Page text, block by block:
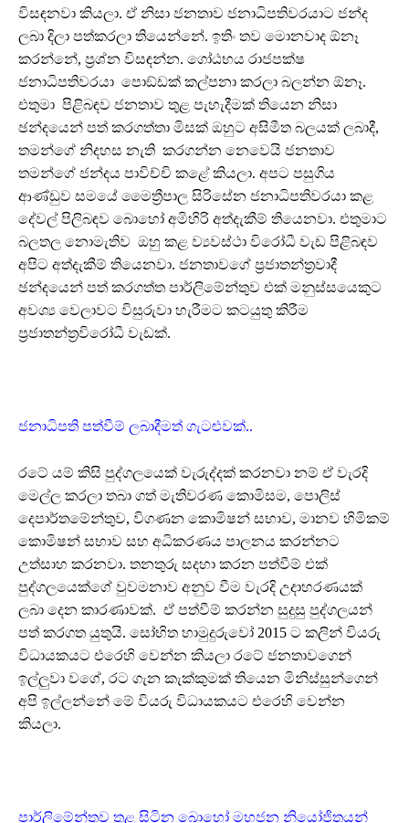
විසඳනවා කියලා. ඒ නිසා ජනතාව ජනාධිපතිවරයාට ජන්ද
ලබා දිලා පත්කරලා තියෙන්නේ. ඉතිං තව මොනවාද ඕනෑ
කරන්නේ, ප්‍රශ්න විසඳන්න. ගෝඨභය රාජපක්ෂ
ජනාධිපතිවරයා පොඞ්ඩක් කල්පනා කරලා බලන්න ඕනෑ.
එතුමා පිළිබඳව ජනතාව තුළ පැහැදීමක් තියෙන නිසා
ඡන්දයෙන් පත් කරගත්තා මිසක් ඔහුට අසිමීත බලයක් ලබාදී,
තමන්ගේ නිදහස නැති කරගන්න නෙවෙයි ජනතාව
තමන්ගේ ජන්දය පාවිච්චි කළේ කියලා. අපට පසුගිය
ආණ්ඩුව සමයේ මෛත්‍රීපාල සිරිසේන ජනාධිපතිවරයා කළ
දේවල් පිලිබඳව බොහෝ අමිහිරි අත්දැකීම් තියෙනවා. එතුමාට
බලතල නොමැතිව ඔහු කළ ව්‍යවස්ථා විරෝධී වැඩ පිළිබඳව
අපිට අත්දැකීම් තියෙනවා. ජනතාවගේ ප්‍රජාතන්ත්‍රවාදී
ඡන්දයෙන් පත් කරගත්ත පාර්ලිමේන්තුව එක් මනුස්සයෙකුට
අවශ්‍ය වෙලාවට විසුරුවා හැරීමට කටයුතු කිරීම
ප්‍රජාතන්ත්‍රවිරෝධී වැඩක්.
ජනාධිපති පත්වීම් ලබාදීමත් ගැටළුවක්..
රටේ යම් කිසි පුද්ගලයෙක් වැරුද්දක් කරනවා නම් ඒ වැරදි
මෙල්ල කරලා තබා ගත් මැතිවරණ කොමිසම, පොලිස්
දෙපාර්තමේන්තුව, විගණන කොමිෂන් සභාව, මානව හිමිකම්
කොමිෂන් සභාව සහ අධිකරණය පාලනය කරන්නට
උත්සාහ කරනවා. තනතුරු සදහා කරන පත්වීම් එක්
පුද්ගලයෙක්ගේ වුවමනාව අනුව වීම වැරදි උදාහරණයක්
ලබා දෙන කාරණාවක්. ඒ පත්වීම් කරන්න සුදුසු පුද්ගලයන්
පත් කරගත යුතුයි. සෝභිත හාමුදුරුවෝ 2015 ට කලින් වියරු
විධායකයට එරෙහි වෙන්න කියලා රටේ ජනතාවගෙන්
ඉල්ලුවා වගේ, රට ගැන කැක්කුමක් තියෙන මිනිස්සුන්ගෙන්
අපි ඉල්ලන්නේ මේ වියරු විධායකයට එරෙහි වෙන්න
කියලා.
පාර්ලිමේන්තුව තුළ සිටින බොහෝ මහජන නියෝජිතයන්